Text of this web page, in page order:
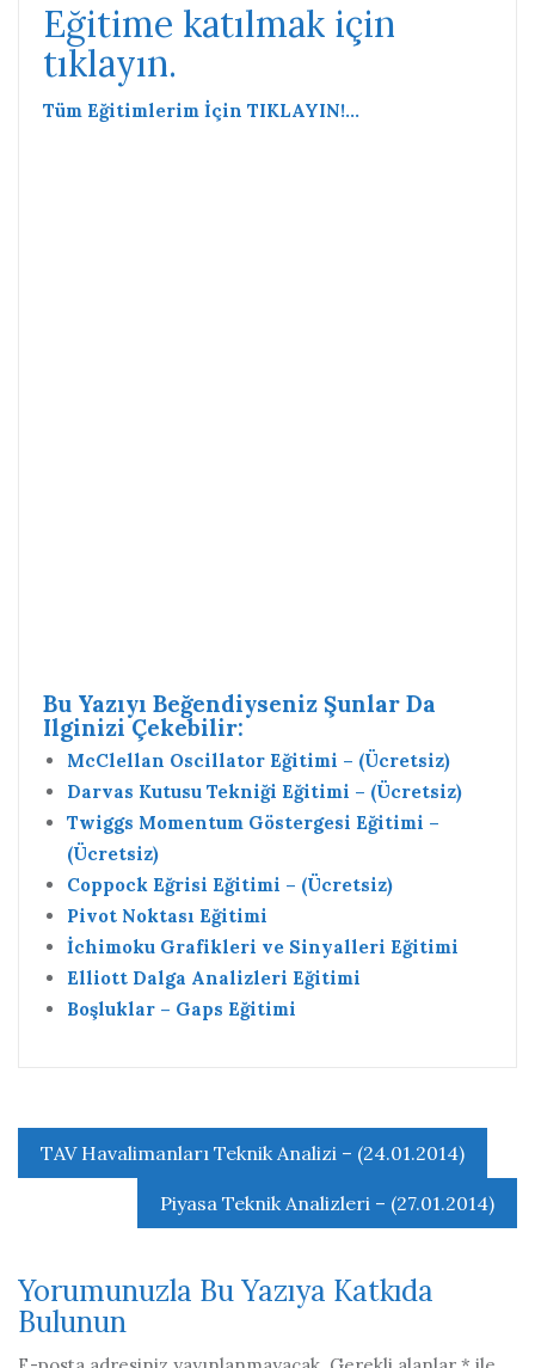
Eğitime katılmak için
tıklayın.
Tüm Eğitimlerim İçin TIKLAYIN!…
Bu Yazıyı Beğendiyseniz Şunlar Da
Ilginizi Çekebilir:
McClellan Oscillator Eğitimi – (Ücretsiz)
Darvas Kutusu Tekniği Eğitimi – (Ücretsiz)
Twiggs Momentum Göstergesi Eğitimi –
(Ücretsiz)
Coppock Eğrisi Eğitimi – (Ücretsiz)
Pivot Noktası Eğitimi
İchimoku Grafikleri ve Sinyalleri Eğitimi
Elliott Dalga Analizleri Eğitimi
Boşluklar – Gaps Eğitimi
Yazı
gezinmesi
TAV Havalimanları Teknik Analizi – (24.01.2014)
Piyasa Teknik Analizleri – (27.01.2014)
Yorumunuzla Bu Yazıya Katkıda
Bulunun